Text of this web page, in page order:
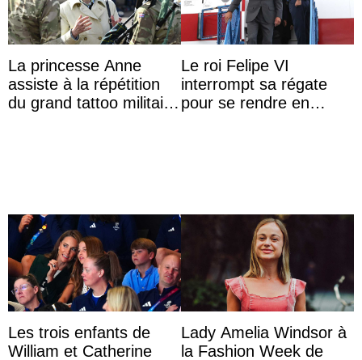
La princesse Anne
assiste à la répétition
du grand tattoo militaire
Le roi Felipe VI
interrompt sa régate
pour se rendre en
Les trois enfants de
William et Catherine
Lady Amelia Windsor à
la Fashion Week de